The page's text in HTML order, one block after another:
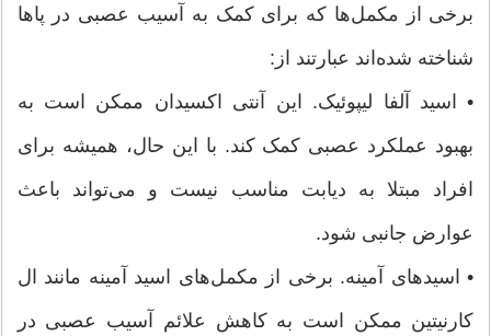
برخی از مکمل‌ها که برای کمک به آسیب عصبی در پاها
شناخته شده‌اند عبارتند از:
• اسید آلفا لیپوئیک. این آنتی اکسیدان ممکن است به
بهبود عملکرد عصبی کمک کند. با این حال، همیشه برای
افراد مبتلا به دیابت مناسب نیست و می‌تواند باعث
عوارض جانبی شود.
• اسیدهای آمینه. برخی از مکمل‌های اسید آمینه مانند ال
کارنیتین ممکن است به کاهش علائم آسیب عصبی در